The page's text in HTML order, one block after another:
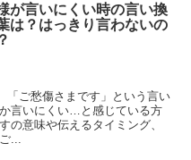
が言いにくい時の言い換
は？はっきり言わないの
「ご愁傷さまです」という言い
言いにくい…と感じている方
の意味や伝えるタイミング、
...